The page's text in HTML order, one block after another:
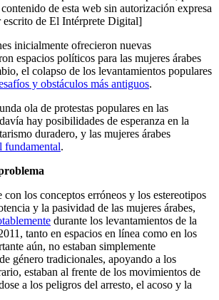
de esta web sin autorización expresa
escrito de El Intérprete Digital]
inicialmente ofrecieron nuevas
espacios políticos para las mujeres árabes
el colapso de los levantamientos populares
y obstáculos más antiguos.
ola de protestas populares en las
hay posibilidades de esperanza en la
duradero, y las mujeres árabes
fundamental.
con los conceptos erróneos y los estereotipos
y la pasividad de las mujeres árabes,
durante los levantamientos de la
tanto en espacios en línea como en los
aún, no estaban simplemente
género tradicionales, apoyando a los
estaban al frente de los movimientos de
a los peligros del arresto, el acoso y la